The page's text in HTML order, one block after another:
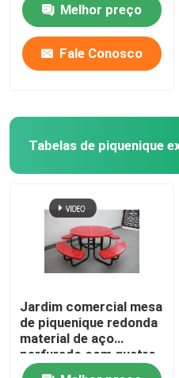
Melhor preço
Fale Conosco
Tabelas de piquenique
Jardim comercial mesa
de piquenique redonda
material de aço
perfurado com quatro
bancos